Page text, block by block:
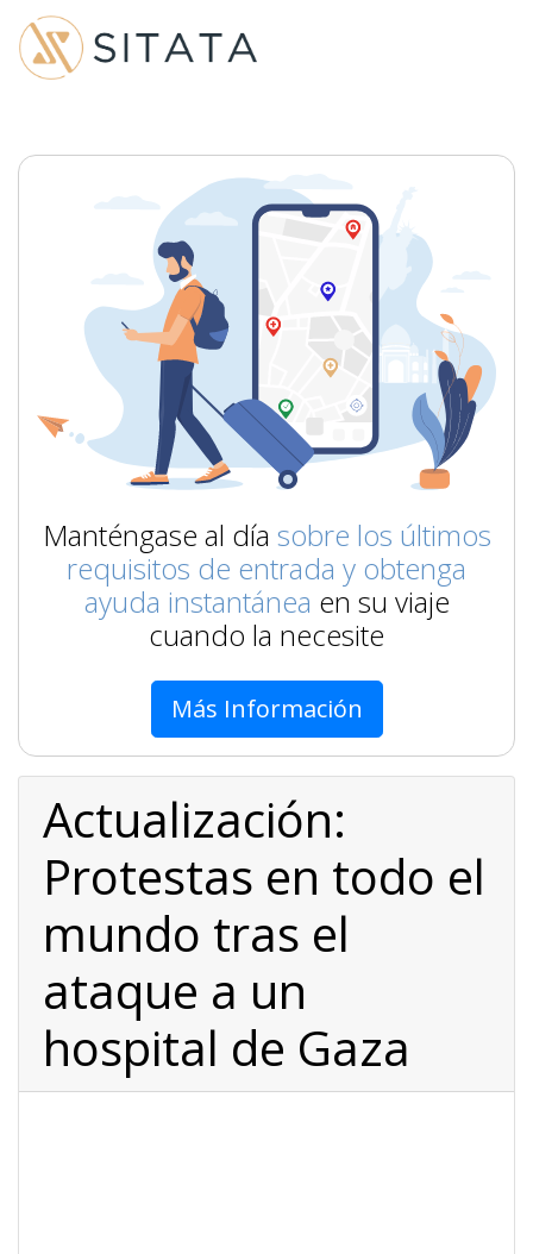
Manténgase al día sobre los últimos
requisitos de entrada y obtenga
ayuda instantánea en su viaje
cuando la necesite
Más Información
Actualización:
Protestas en todo el
mundo tras el
ataque a un
hospital de Gaza